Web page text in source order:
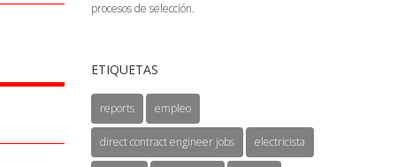
procesos de selección.
ETIQUETAS
reports empleo
direct contract engineer jobs electricista